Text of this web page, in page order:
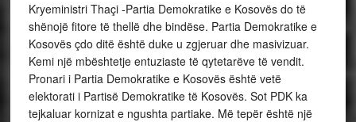
Kryeministri Thaçi -Partia Demokratike e Kosovës do të
shënojë fitore të thellë dhe bindëse. Partia Demokratike e
Kosovës çdo ditë është duke u zgjeruar dhe masivizuar.
Kemi një mbështetje entuziaste të qytetarëve të vendit.
Pronari i Partia Demokratike e Kosovës është vetë
elektorati i Partisë Demokratike të Kosovës. Sot PDK ka
tejkaluar kornizat e ngushta partiake. Më tepër është një